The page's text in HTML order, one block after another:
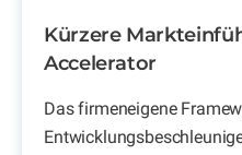
Kürzere
Accelerator
Das firmeneigene